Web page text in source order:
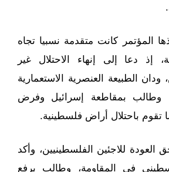
المؤتمر كانت متقدمة نسبيا تجاه
إذ دعا إلى إنهاء الاحتلال غير
الطبيعة العنصرية الاستعمارية
وطالب بمقاطعة إسرائيل وفرض
تقوم باحتلال أراض فلسطينية.
العودة للاجئين الفلسطينيين، وأكد
في المقاومة، وطالب برفع